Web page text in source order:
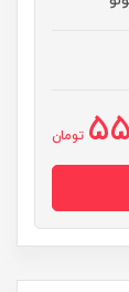
تومان